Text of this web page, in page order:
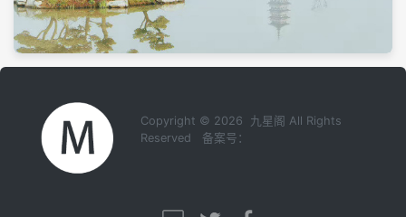
Copyright © 2026 九星阁 All Rights
Reserved 备案号：